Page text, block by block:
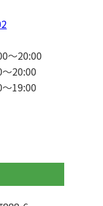
〜20:00
20:00
19:00